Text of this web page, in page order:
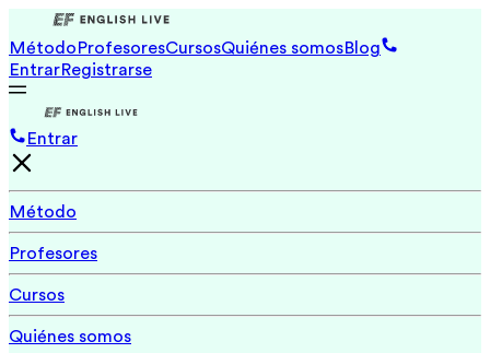
MétodoProfesoresCursosQuiénes somosBlog
EntrarRegistrarse
Entrar
Método
Profesores
Cursos
Quiénes somos